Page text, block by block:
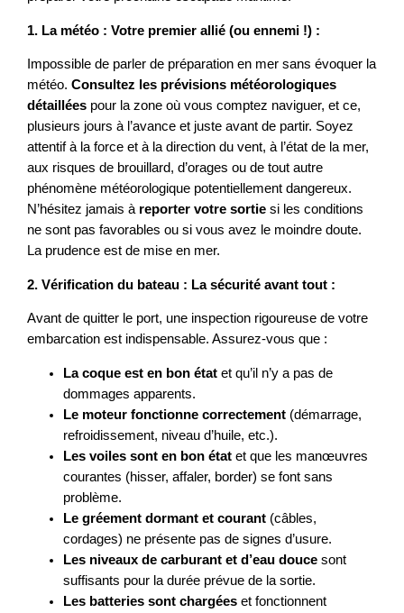
1. La météo : Votre premier allié (ou ennemi !) :
Impossible de parler de préparation en mer sans évoquer la
météo.Consultez les prévisions météorologiques
détaillées pour la zone où vous comptez naviguer, et ce,
plusieurs jours à l’avance et juste avant de partir. Soyez
attentif à la force et à la direction du vent, à l’état de la mer,
aux risques de brouillard, d’orages ou de tout autre
phénomène météorologique potentiellement dangereux.
N’hésitez jamais à reporter votre sortie si les conditions
ne sont pas favorables ou si vous avez le moindre doute.
La prudence est de mise en mer.
2. Vérification du bateau : La sécurité avant tout :
Avant de quitter le port, une inspection rigoureuse de votre
embarcation est indispensable. Assurez-vous que :
La coque est en bon état et qu’il n’y a pas de
dommages apparents.
Le moteur fonctionne correctement (démarrage,
refroidissement, niveau d’huile, etc.).
Les voiles sont en bon état et que les manœuvres
courantes (hisser, affaler, border) se font sans
problème.
Le gréement dormant et courant (câbles,
cordages) ne présente pas de signes d’usure.
Les niveaux de carburant et d’eau douce sont
suffisants pour la durée prévue de la sortie.
Les batteries sont chargées et fonctionnent